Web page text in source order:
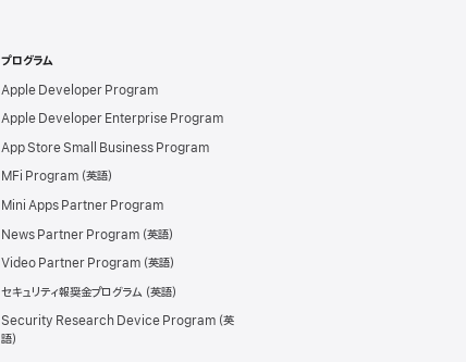
プログラム
Apple Developer Program
Apple Developer Enterprise Program
App Store Small Business Program
MFi Program
Mini Apps Partner Program
News Partner Program
Video Partner Program
セキュリティ報奨金プログラム
Security Research Device Program